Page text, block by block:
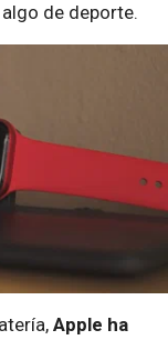
de deporte.
Apple ha